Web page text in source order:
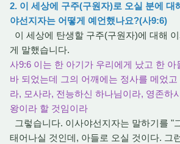
2. 이 세상에 구주(구원자)로 오실 분에 대
야선지자는 어떻게 예언했나요?(사9:6)
이 세상에 탄생할 구주(구원자)에 대해
게 말했습니다.
사9:6 이는 한 아기가 우리에게 났고 한 아
바 되었는데 그의 어깨에는 정사를 메었
라, 모사라, 전능하신 하나님이라, 영존하
왕이라 할 것임이라
그렇습니다. 이사야선지자는 말하기를 "
태어나실 것인데, 아들로 오실 것이다. 그